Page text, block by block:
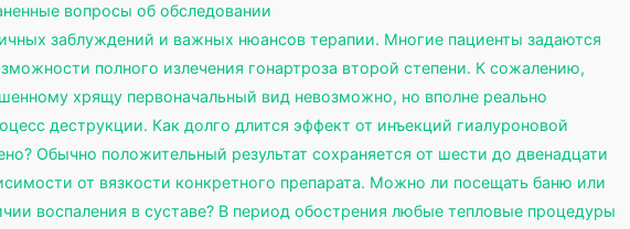
вопросы об обследовании
заблуждений и важных нюансов терапии. Многие пациенты задаются
полного излечения гонартроза второй степени. К сожалению,
хрящу первоначальный вид невозможно, но вполне реально
деструкции. Как долго длится эффект от инъекций гиалуроновой
Обычно положительный результат сохраняется от шести до двенадцати
от вязкости конкретного препарата. Можно ли посещать баню или
воспаления в суставе? В период обострения любые тепловые процедуры